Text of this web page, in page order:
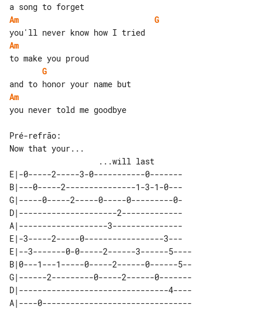
Am
G
Am
G
Am
you never told me goodbye
Pré-refrão:
Now that your...
E|-0-----2-----3-0-----------0-------
B|---0-----2---------------1-3-1-0---
G|-----0-----2-----0-----0---------0-
D|---------------------2-------------
A|-------------------3---------------
E|-3-----2-----0-----------------3---
E|--3-------0-0-----2------3------5----
B|0---1---1-----0-----2------0------5--
G|------2---------0-----2------0-------
D|--------------------------------4----
A|----0--------------------------------